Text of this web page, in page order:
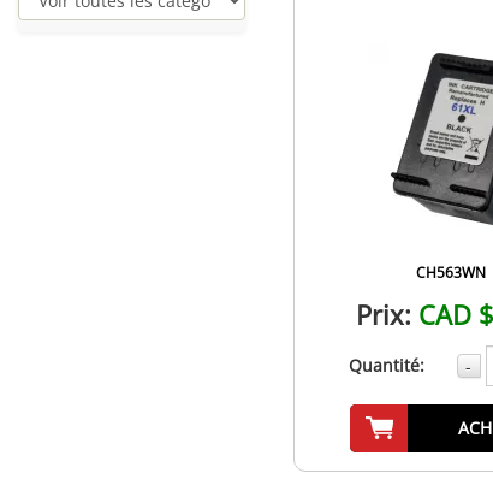
CH563WN
Prix: CAD
Quantité: -